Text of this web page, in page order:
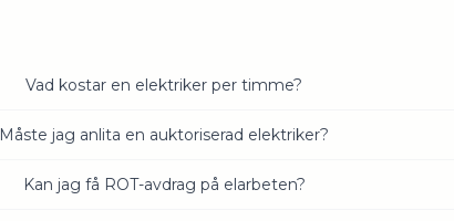
Vad kostar en elektriker per timme?
Måste jag anlita en auktoriserad elektriker?
Kan jag få ROT-avdrag på elarbeten?